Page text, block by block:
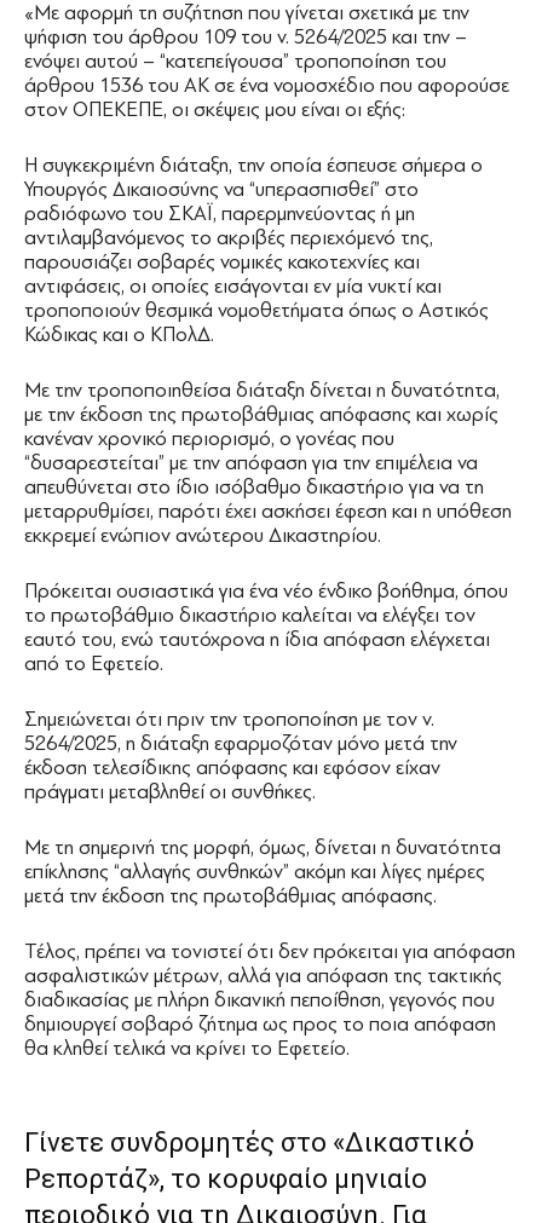
«Με αφορμή τη συζήτηση που γίνεται σχετικά με την
ψήφιση του άρθρου 109 του ν. 5264/2025 και την –
ενόψει αυτού – “κατεπείγουσα” τροποποίηση του
άρθρου 1536 του ΑΚ σε ένα νομοσχέδιο που αφορούσε
στον ΟΠΕΚΕΠΕ, οι σκέψεις μου είναι οι εξής:
Η συγκεκριμένη διάταξη, την οποία έσπευσε σήμερα ο
Υπουργός Δικαιοσύνης να “υπερασπισθεί” στο
ραδιόφωνο του ΣΚΑΪ, παρερμηνεύοντας ή μη
αντιλαμβανόμενος το ακριβές περιεχόμενό της,
παρουσιάζει σοβαρές νομικές κακοτεχνίες και
αντιφάσεις, οι οποίες εισάγονται εν μία νυκτί και
τροποποιούν θεσμικά νομοθετήματα όπως ο Αστικός
Κώδικας και ο ΚΠολΔ.
Με την τροποποιηθείσα διάταξη δίνεται η δυνατότητα,
με την έκδοση της πρωτοβάθμιας απόφασης και χωρίς
κανέναν χρονικό περιορισμό, ο γονέας που
“δυσαρεστείται” με την απόφαση για την επιμέλεια να
απευθύνεται στο ίδιο ισόβαθμο δικαστήριο για να τη
μεταρρυθμίσει, παρότι έχει ασκήσει έφεση και η υπόθεση
εκκρεμεί ενώπιον ανώτερου Δικαστηρίου.
Πρόκειται ουσιαστικά για ένα νέο ένδικο βοήθημα, όπου
το πρωτοβάθμιο δικαστήριο καλείται να ελέγξει τον
εαυτό του, ενώ ταυτόχρονα η ίδια απόφαση ελέγχεται
από το Εφετείο.
Σημειώνεται ότι πριν την τροποποίηση με τον ν.
5264/2025, η διάταξη εφαρμοζόταν μόνο μετά την
έκδοση τελεσίδικης απόφασης και εφόσον είχαν
πράγματι μεταβληθεί οι συνθήκες.
Με τη σημερινή της μορφή, όμως, δίνεται η δυνατότητα
επίκλησης “αλλαγής συνθηκών” ακόμη και λίγες ημέρες
μετά την έκδοση της πρωτοβάθμιας απόφασης.
Τέλος, πρέπει να τονιστεί ότι δεν πρόκειται για απόφαση
ασφαλιστικών μέτρων, αλλά για απόφαση της τακτικής
διαδικασίας με πλήρη δικανική πεποίθηση, γεγονός που
δημιουργεί σοβαρό ζήτημα ως προς το ποια απόφαση
θα κληθεί τελικά να κρίνει το Εφετείο.
Γίνετε συνδρομητές στο «Δικαστικό
Ρεπορτάζ», το κορυφαίο μηνιαίο
περιοδικό για τη Δικαιοσύνη. Για